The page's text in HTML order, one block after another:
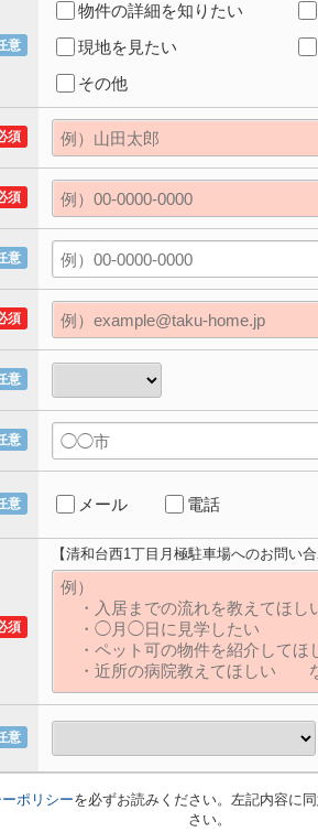
意
物件の詳細を知りたい
現地を見たい
その他
須
須
意
須
意
意
意 メール 電話
須
【清和台西1丁目月極駐車場へのお問い
意
ポリシーを必ずお読みください。左記内容に
さい。